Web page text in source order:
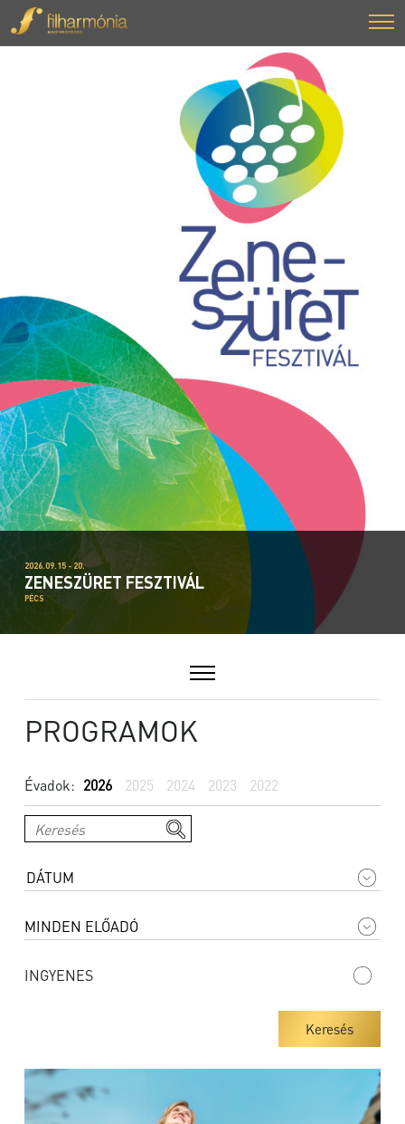
2026.09.15 - 20.
ZENESZÜRET FESZTIVÁL
PÉCS
PROGRAMOK
Évadok: 2026 2025 2024 2023 2022
INGYENES
Keresés